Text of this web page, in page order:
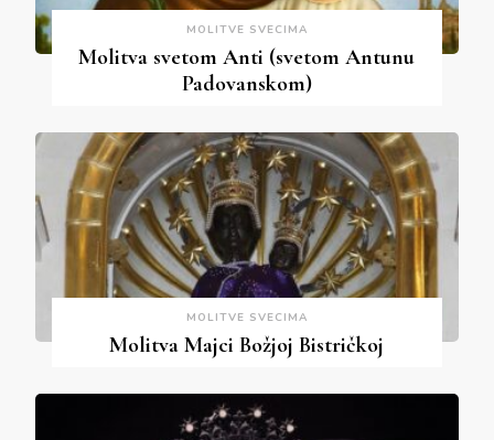
MOLITVE SVECIMA
Molitva svetom Anti (svetom Antunu
Padovanskom)
MOLITVE SVECIMA
Molitva Majci Božjoj Bistričkoj